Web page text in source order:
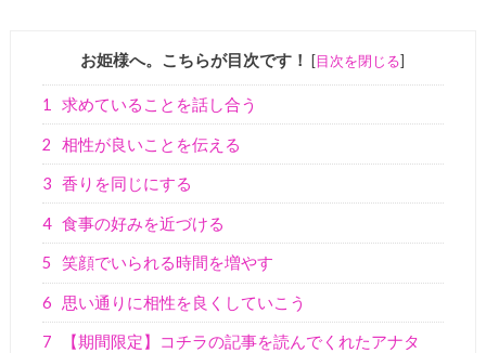
お姫様へ。こちらが目次です！ [目次を閉じる]
1 求めていることを話し合う
2 相性が良いことを伝える
3 香りを同じにする
4 食事の好みを近づける
5 笑顔でいられる時間を増やす
6 思い通りに相性を良くしていこう
7
【期間限定】コチラの記事を読んでくれたアナタ